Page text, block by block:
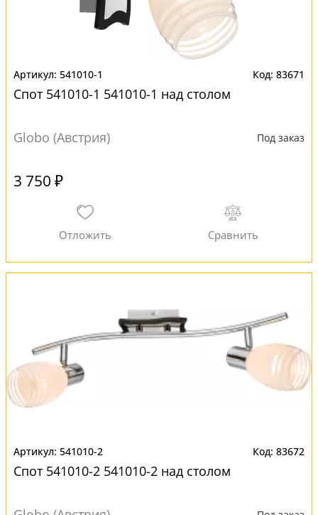
541010-1 83671
Спот 541010-1 541010-1 над столом
Globo (Австрия) Под заказ
3 750 ₽
541010-2 83672
Спот 541010-2 541010-2 над столом